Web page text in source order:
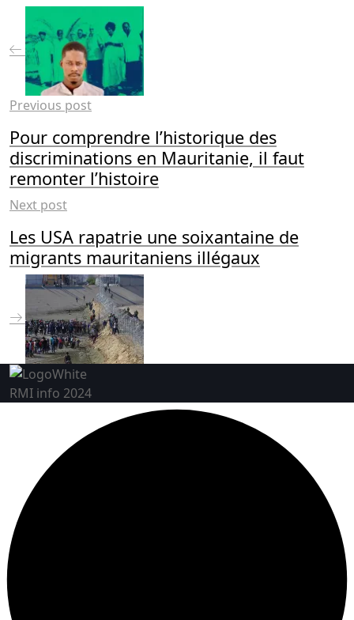
Previous post
Pour comprendre l’historique des
discriminations en Mauritanie, il faut
remonter l’histoire
Next post
Les USA rapatrie une soixantaine de
migrants mauritaniens illégaux
RMI info 2024